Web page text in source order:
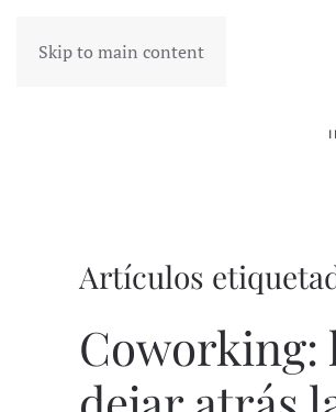
Skip to main content
Artículos
Coworking: